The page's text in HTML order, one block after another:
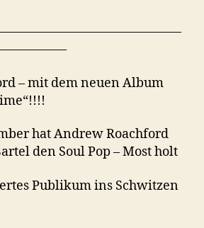
– mit dem neuen Album
hat Andrew Roachford
den Soul Pop – Most holt
Publikum ins Schwitzen